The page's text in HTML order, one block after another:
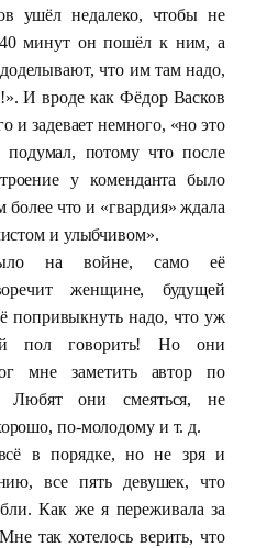
ушёл недалеко, чтобы не
40 минут он пошёл к ним, а
что им там надо,
И вроде как Фёдор Васков
и задевает немного, «но это
потому что после
у коменданта было
что и «гвардия» ждала
и улыбчивом».
на войне, само её
женщине, будущей
попривыкнуть надо, что уж
пол говорить! Но они
мне заметить автор по
Любят они смеяться, не
по-молодому и т. д.
в порядке, но не зря и
все пять девушек, что
Как же я переживала за
так хотелось верить, что